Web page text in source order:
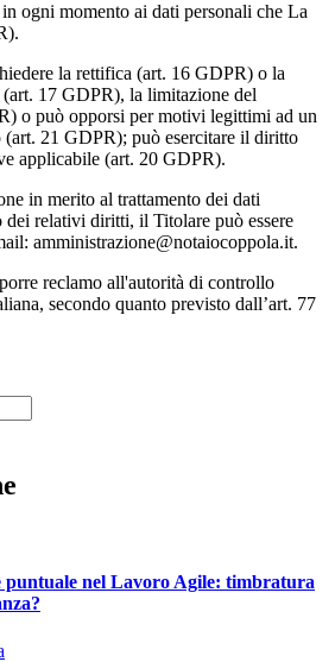
ogni momento ai dati personali che La
la rettifica (art. 16 GDPR) o la
(art. 17 GDPR), la limitazione del
o può opporsi per motivi legittimi ad un
(art. 21 GDPR); può esercitare il diritto
applicabile (art. 20 GDPR).
in merito al trattamento dei dati
dei relativi diritti, il Titolare può essere
amministrazione@notaiocoppola.it.
reclamo all'autorità di controllo
secondo quanto previsto dall’art. 77
puntuale nel Lavoro Agile: timbratura